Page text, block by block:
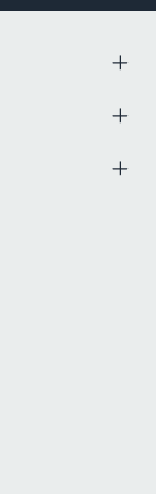
Softgel
em EPS,
garantindo
(193 cm)
seco e
no sentido